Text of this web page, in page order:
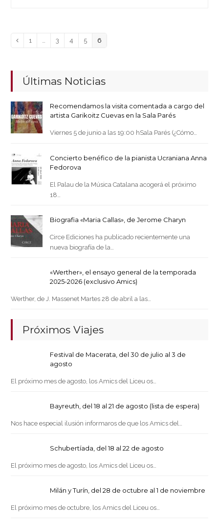
Anterior
Page
1 … Page
3 Page
4 Page
5 Page
6
Últimas Noticias
Recomendamos la visita comentada a cargo del
artista Garikoitz Cuevas en la Sala Parés
Viernes 5 de junio a las 19:00 hSala Parés (¿Cómo…
Concierto benéfico de la pianista Ucraniana Anna
Fedorova
El Palau de la Música Catalana acogerá el próximo
18…
Biografia «Maria Callas», de Jerome Charyn
Circe Ediciones ha publicado recientemente una
nueva biografía de la…
«Werther», el ensayo general de la temporada
2025-2026 (exclusivo Amics)
Werther, de J. Massenet Martes 28 de abril a las…
Próximos Viajes
Festival de Macerata, del 30 de julio al 3 de
agosto
El próximo mes de agosto, los Amics del Liceu os…
Bayreuth, del 18 al 21 de agosto (lista de espera)
Nos hace especial ilusión informaros de que los Amics del…
Schubertíada, del 18 al 22 de agosto
El próximo mes de agosto, los Amics del Liceu os…
Milán y Turín, del 28 de octubre al 1 de noviembre
El próximo mes de octubre, los Amics del Liceu os…